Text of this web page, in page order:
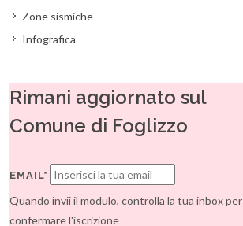
Zone sismiche
Infografica
Rimani aggiornato sul
Comune di Foglizzo
EMAIL*
Quando invii il modulo, controlla la tua inbox per
confermare l'iscrizione